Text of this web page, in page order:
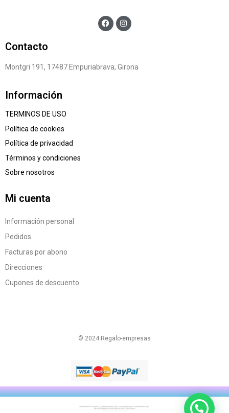
Contacto
Montgri 191, 17487 Empuriabrava, Girona
Información
TERMINOS DE USO
Política de cookies
Política de privacidad
Términos y condiciones
Sobre nosotros
Mi cuenta
Información personal
Pedidos
Facturas por abono
Direcciones
Cupones de descuento
© 2024 Regalo-empresas